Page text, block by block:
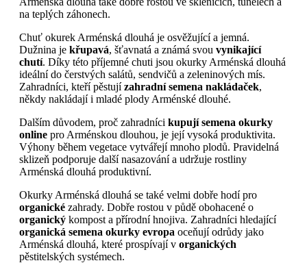
na teplých záhonech.
Chuť okurek Arménská dlouhá je osvěžující a jemná.
Dužnina je křupavá, šťavnatá a známá svou vynikající
chutí. Díky této příjemné chuti jsou okurky Arménská dlouhá
ideální do čerstvých salátů, sendvičů a zeleninových mís.
Zahradníci, kteří pěstujízahradní semena nakládaček,
někdy nakládají i mladé plody Arménské dlouhé.
Dalším důvodem, proč zahradníci kupují semena okurky
online pro Arménskou dlouhou, je její vysoká produktivita.
Výhony během vegetace vytvářejí mnoho plodů. Pravidelná
sklizeň podporuje další nasazování a udržuje rostliny
Arménská dlouhá produktivní.
Okurky Arménská dlouhá se také velmi dobře hodí pro
organické zahrady. Dobře rostou v půdě obohacené o
organický kompost a přírodní hnojiva. Zahradníci hledající
organická semena okurky evropa oceňují odrůdy jako
Arménská dlouhá, které prospívají v organických
pěstitelských systémech.